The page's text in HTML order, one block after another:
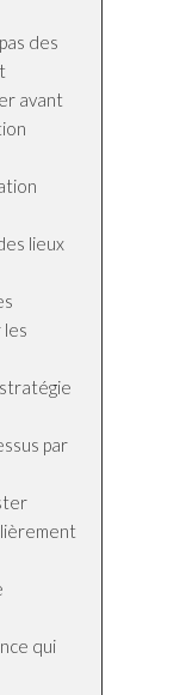
des
avant
lieux
les
par
qui